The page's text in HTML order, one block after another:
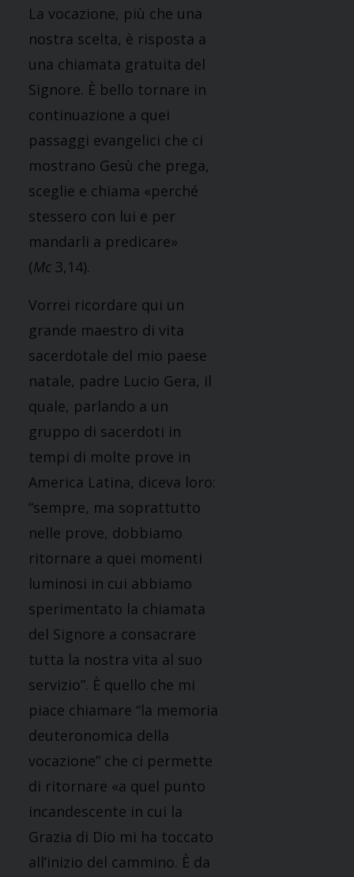
La vocazione, più che una
nostra scelta, è risposta a
una chiamata gratuita del
Signore. È bello tornare in
continuazione a quei
passaggi evangelici che ci
mostrano Gesù che prega,
sceglie e chiama «perché
stessero con lui e per
mandarli a predicare»
(Mc 3,14).
Vorrei ricordare qui un
grande maestro di vita
sacerdotale del mio paese
natale, padre Lucio Gera, il
quale, parlando a un
gruppo di sacerdoti in
tempi di molte prove in
America Latina, diceva loro:
“sempre, ma soprattutto
nelle prove, dobbiamo
ritornare a quei momenti
luminosi in cui abbiamo
sperimentato la chiamata
del Signore a consacrare
tutta la nostra vita al suo
servizio”. È quello che mi
piace chiamare “la memoria
deuteronomica della
vocazione” che ci permette
di ritornare «a quel punto
incandescente in cui la
Grazia di Dio mi ha toccato
all’inizio del cammino. È da